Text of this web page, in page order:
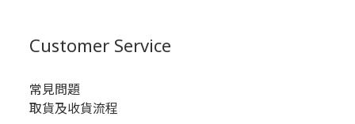
Customer Service
常見問題
取貨及收貨流程